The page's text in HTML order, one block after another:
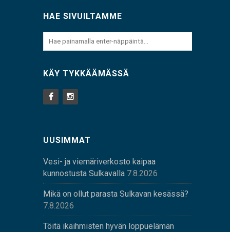
HAE SIVUILTAMME
KÄY TYKKÄÄMÄSSÄ
UUSIMMAT
Vesi- ja viemäriverkosto kaipaa
kunnostusta Sulkavalla 7.8.2026
Mikä on ollut parasta Sulkavan kesässä?
7.8.2026
Töitä ikäihmisten hyvän loppuelämän